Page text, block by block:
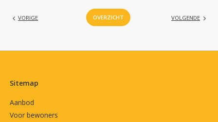
VOLGENDE
OVERZICHT
VORIGE
Contactinformatie
Sitemap
Aanbod
Voor bewoners